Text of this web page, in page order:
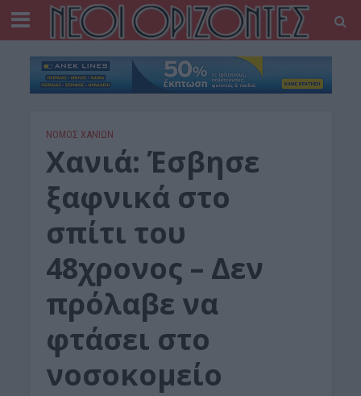
ΝΟΜΌΣ ΧΑΝΊΩΝ
Χανιά: Έσβησε
ξαφνικά στο
σπίτι του
48χρονος – Δεν
πρόλαβε να
φτάσει στο
νοσοκομείο